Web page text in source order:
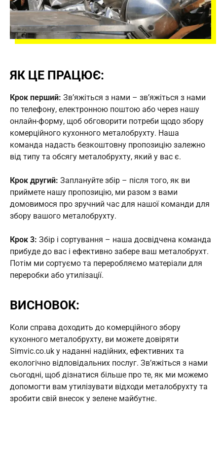
ЯК ЦЕ ПРАЦЮЄ:
Крок перший: Зв’яжіться з нами – зв’яжіться з нами
по телефону, електронною поштою або через нашу
онлайн-форму, щоб обговорити потреби щодо збору
комерційного кухонного металобрухту. Наша
команда надасть безкоштовну пропозицію залежно
від типу та обсягу металобрухту, який у вас є.
Крок другий: Заплануйте збір – після того, як ви
приймете нашу пропозицію, ми разом з вами
домовимося про зручний час для нашої команди для
збору вашого металобрухту.
Крок 3: Збір і сортування – наша досвідчена команда
прибуде до вас і ефективно забере ваш металобрухт.
Потім ми сортуємо та переробляємо матеріали для
переробки або утилізації.
ВИСНОВОК:
Коли справа доходить до комерційного збору
кухонного металобрухту, ви можете довіряти
Simvic.co.uk у наданні надійних, ефективних та
екологічно відповідальних послуг. Зв’яжіться з нами
сьогодні, щоб дізнатися більше про те, як ми можемо
допомогти вам утилізувати відходи металобрухту та
зробити свій внесок у зелене майбутнє.